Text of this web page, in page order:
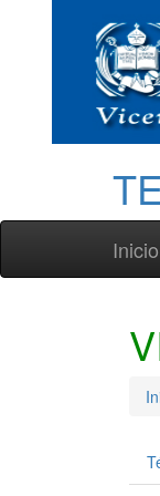
Inicio